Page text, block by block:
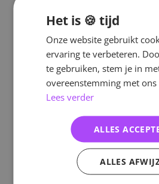
Het is 🍪 tijd
Onze website gebruikt
ervaring te verbeteren.
te gebruiken, stem je in
overeenstemming met ons
Lees verder
ALLES
ALLES